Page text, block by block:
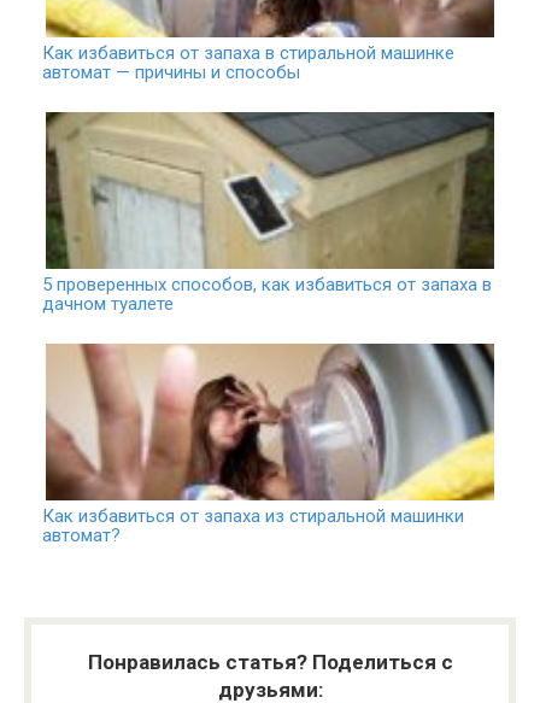
Как избавиться от запаха в стиральной машинке
автомат — причины и способы
5 проверенных способов, как избавиться от запаха в
дачном туалете
Как избавиться от запаха из стиральной машинки
автомат?
Понравилась статья? Поделиться с
друзьями: